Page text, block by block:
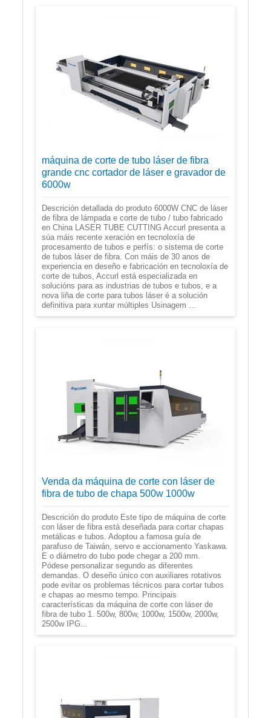
máquina de corte de tubo láser de fibra
grande cnc cortador de láser e gravador de
6000w
Descrición detallada do produto 6000W CNC de láser
de fibra de lámpada e corte de tubo / tubo fabricado
en China LASER TUBE CUTTING Accurl presenta a
súa máis recente xeración en tecnoloxía de
procesamento de tubos e perfís: o sistema de corte
de tubos láser de fibra. Con máis de 30 anos de
experiencia en deseño e fabricación en tecnoloxía de
corte de tubos, Accurl está especializada en
solucións para as industrias de tubos e tubos, e a
nova liña de corte para tubos láser é a solución
definitiva para xuntar múltiples Usinagem ...
Venda da máquina de corte con láser de
fibra de tubo de chapa 500w 1000w
Descrición do produto Este tipo de máquina de corte
con láser de fibra está deseñada para cortar chapas
metálicas e tubos. Adoptou a famosa guía de
parafuso de Taiwán, servo e accionamento Yaskawa.
E o diámetro do tubo pode chegar a 200 mm.
Pódese personalizar segundo as diferentes
demandas. O deseño único con auxiliares rotativos
pode evitar os problemas técnicos para cortar tubos
e chapas ao mesmo tempo. Principais
características da máquina de corte con láser de
fibra de tubo 1. 500w, 800w, 1000w, 1500w, 2000w,
2500w IPG...